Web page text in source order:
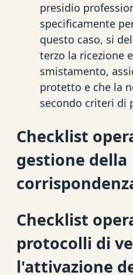
presidio
specificamente
questo caso, si
terzo la ricezione
smistamento,
protetto e che la
secondo criteri di
Checklist
gestione della
Checklist
protocolli di
l'attivazione